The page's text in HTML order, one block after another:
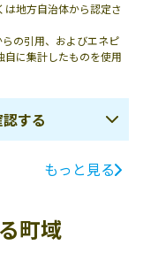
地方自治体から認定さ
らの引用、およびエネピ
に集計したものを使用
する
電話番号
もっと見る
町域